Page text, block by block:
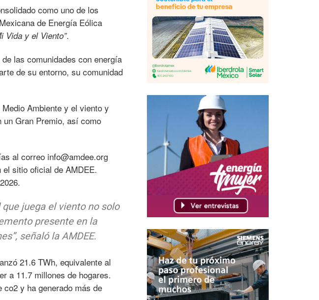
como uno de los
de Energía Eólica
Vida y el Viento”.
las comunidades con energía
de su entorno, su comunidad
Ambiente y el viento y
un Gran Premio, así como
al correo info@amdee.org
sitio oficial de AMDEE.
juega el viento no solo
presente en la
señaló la AMDEE.
21.6 TWh, equivalente al
a 11.7 millones de hogares.
y ha generado más de